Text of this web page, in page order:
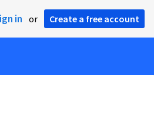
in or Create a free account